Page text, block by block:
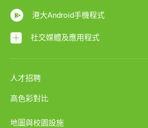
港大Android手機程式
社交媒體及應用程式
人才招聘
高色彩對比
地圖與校園設施